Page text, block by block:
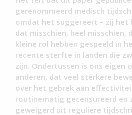
gerenommeerd medisch
omdat het suggereert – zij het
dat misschien, heel misschien,
kleine rol hebben gespeeld in
recente sterfte in landen die
zijn. Ondertussen is ons eigen
anderen, dat veel sterkere
over het gebrek aan
routinematig gecensureerd en
geweigerd uit reguliere